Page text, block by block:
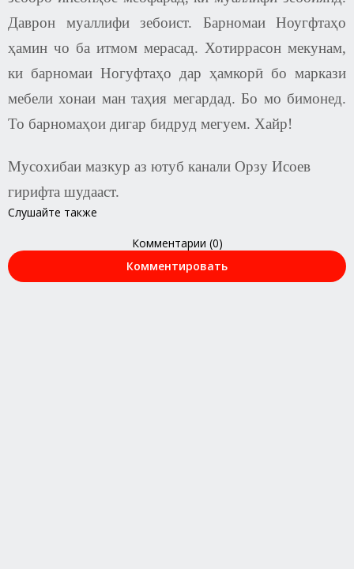
Даврон муаллифи зебоист. Барномаи Ноугфтаҳо
ҳамин чо ба итмом мерасад. Хотиррасон мекунам,
ки барномаи Ногуфтаҳо дар ҳамкорӣ бо маркази
мебели хонаи ман таҳия мегардад. Бо мо бимонед.
То барномаҳои дигар бидруд мегуем. Хайр!
Мусохибаи мазкур аз ютуб канали Орзу Исоев
гирифта шудааст.
Слушайте также
Комментарии (0)
Комментировать